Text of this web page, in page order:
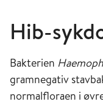
Hib-
Bakterien
gramnegativ
normalfloraen i